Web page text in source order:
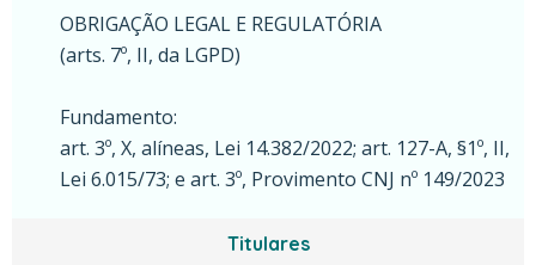
OBRIGAÇÃO LEGAL E REGULATÓRIA
(arts. 7º, II, da LGPD)
Fundamento:
art. 3º, X, alíneas, Lei 14.382/2022; art. 127-A, §1º, II,
Lei 6.015/73; e art. 3º, Provimento CNJ nº 149/2023
Titulares